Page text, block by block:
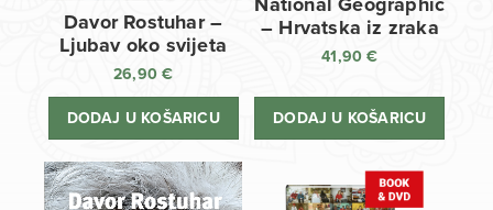
Davor Rostuhar –
Ljubav oko svijeta
26,90€
DODAJ U KOŠARICU
– Hrvatska iz zraka
41,90€
DODAJ U KOŠARICU